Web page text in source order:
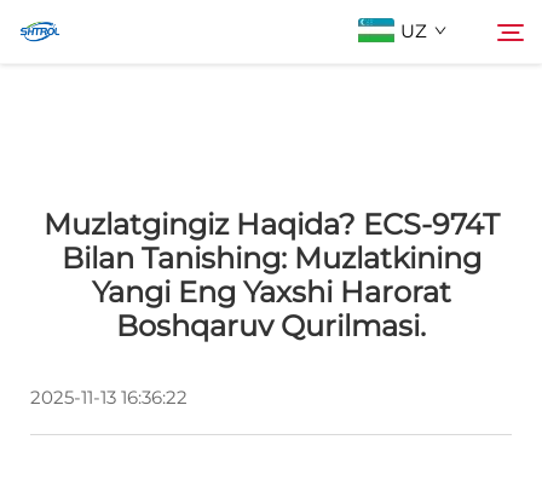
UZ
Mahsulotlar
Biz bilan bog'lanish
Muzlatgingiz Haqida? ECS-974T
Bilan Tanishing: Muzlatkining
Yangi Eng Yaxshi Harorat
Boshqaruv Qurilmasi.
2025-11-13 16:36:22